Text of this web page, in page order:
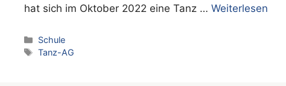
hat sich im Oktober 2022 eine Tanz … Weiterlesen
Kategorien
Schule
Schlagwörter
Tanz-AG